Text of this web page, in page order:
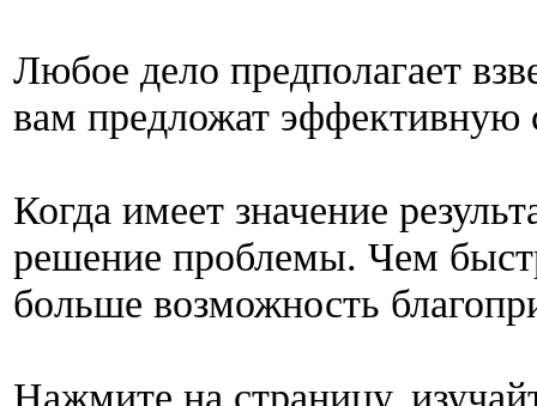
Любое дело предполагает
вам предложат эффективную
Когда имеет значение
решение проблемы. Чем
больше возможность
Нажмите на страницу,